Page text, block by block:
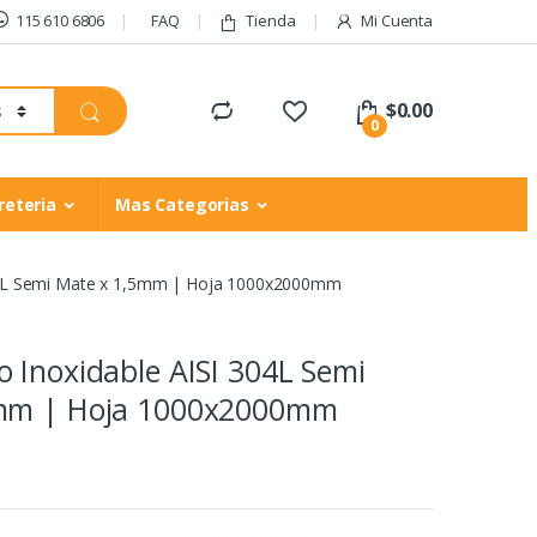
115 610 6806 FAQ Tienda Mi Cuenta
0
$0.00
Mas Categorias
Semi Mate x 1,5mm | Hoja 1000x2000mm
Inoxidable AISI 304L Semi
| Hoja 1000x2000mm